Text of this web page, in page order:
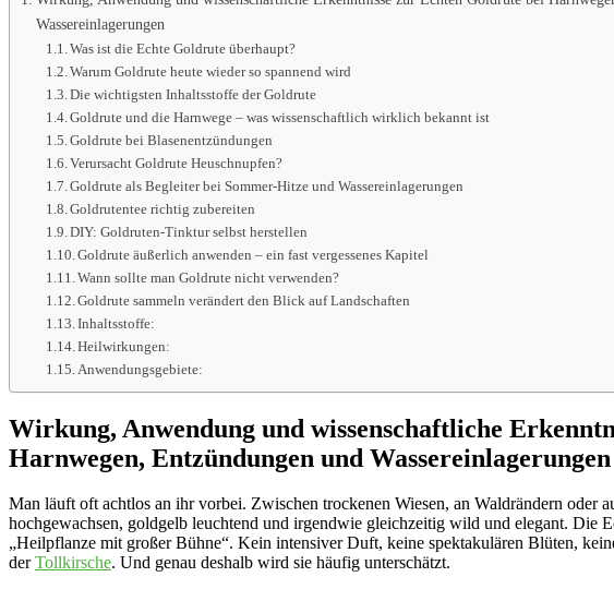
Wassereinlagerungen
Was ist die Echte Goldrute überhaupt?
Warum Goldrute heute wieder so spannend wird
Die wichtigsten Inhaltsstoffe der Goldrute
Goldrute und die Harnwege – was wissenschaftlich wirklich bekannt ist
Goldrute bei Blasenentzündungen
Verursacht Goldrute Heuschnupfen?
Goldrute als Begleiter bei Sommer-Hitze und Wassereinlagerungen
Goldrutentee richtig zubereiten
DIY: Goldruten-Tinktur selbst herstellen
Goldrute äußerlich anwenden – ein fast vergessenes Kapitel
Wann sollte man Goldrute nicht verwenden?
Goldrute sammeln verändert den Blick auf Landschaften
Inhaltsstoffe:
Heilwirkungen:
Anwendungsgebiete:
Wirkung, Anwendung und wissenschaftliche
Harnwegen, Entzündungen und Wassereinlagerungen
Man läuft oft achtlos an ihr vorbei. Zwischen trockenen Wiesen, an Waldrändern oder
hochgewachsen, goldgelb leuchtend und irgendwie gleichzeitig wild und elegant. Die
„Heilpflanze mit großer Bühne“. Kein intensiver Duft, keine spektakulären Blüten,
derTollkirsche. Und genau deshalb wird sie häufig unterschätzt.